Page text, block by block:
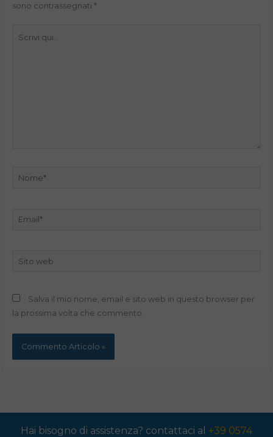
sono contrassegnati *
Nome*
Email*
Sito
Salva il mio nome, email e sito web in questo browser per
la prossima volta che commento.
Hai bisogno di assistenza? contattaci al +39 0574